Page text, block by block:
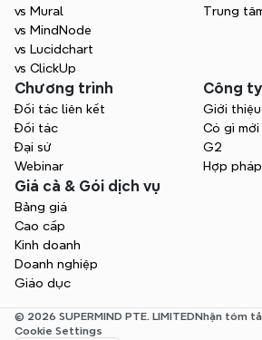
vs Mural
vs MindNode
vs Lucidchart
vs ClickUp
Trung
Chương trình
Đối tác liên kết
Đối tác
Đại sứ
Webinar
Công ty
Giới thiệu
Có gì mới
G2
Hợp pháp
Giá cả & Gói dịch vụ
Bảng giá
Cao cấp
Kinh doanh
Doanh nghiệp
Giáo dục
© 2026 SUPERMIND PTE. LIMITEDNhận tóm
Cookie Settings